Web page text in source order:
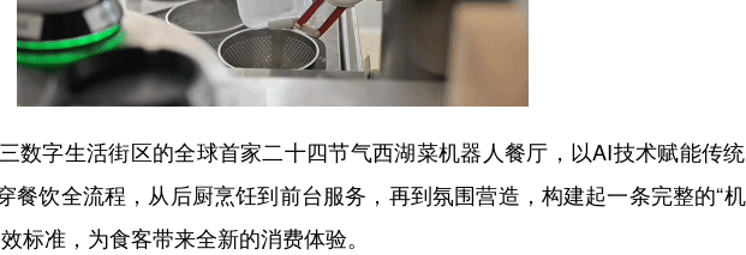
字生活街区的全球首家二十四节气西湖菜机器人餐厅，以AI技术赋能传
餐饮全流程，从后厨烹饪到前台服务，再到氛围营造，构建起一条完整的“
标准，为食客带来全新的消费体验。